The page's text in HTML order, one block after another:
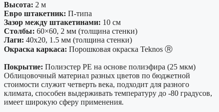
Высота: 2 м
Евро штакетник: П-типа
Зазор между штакетинами: 10 см
Столбы: 60×60, 2 мм (толщина стенки)
Лаги: 40х20, 1.5 мм (толщина стенки)
Окраска каркаса: Порошковая окраска Teknos Ⓡ
Покрытие: Полиэстер PE на основе полиэфира (25 мкм)
Облицовочный материал разных цветов по бюджетной
стоимости служит четверть века, подходит для разного
климата, способен выдерживать температуру до -80 градусов,
имеет широкую сферу применения.